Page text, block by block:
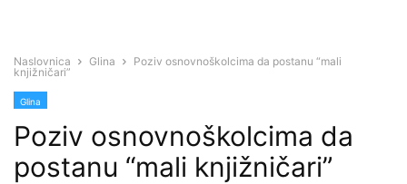
Naslovnica Glina
Poziv osnovnoškolcima da postanu “mali
knjižničari”
Glina
Poziv osnovnoškolcima da
postanu “mali knjižničari”